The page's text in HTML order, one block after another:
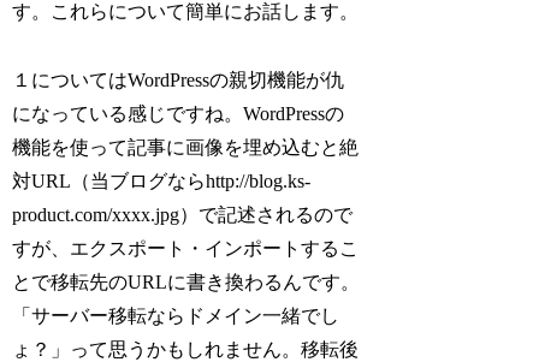
す。これらについて簡単にお話します。
１についてはWordPressの親切機能が仇
になっている感じですね。WordPressの
機能を使って記事に画像を埋め込むと絶
対URL（当ブログならhttp://blog.ks-
product.com/xxxx.jpg）で記述されるので
すが、エクスポート・インポートするこ
とで移転先のURLに書き換わるんです。
「サーバー移転ならドメイン一緒でし
ょ？」って思うかもしれません。移転後